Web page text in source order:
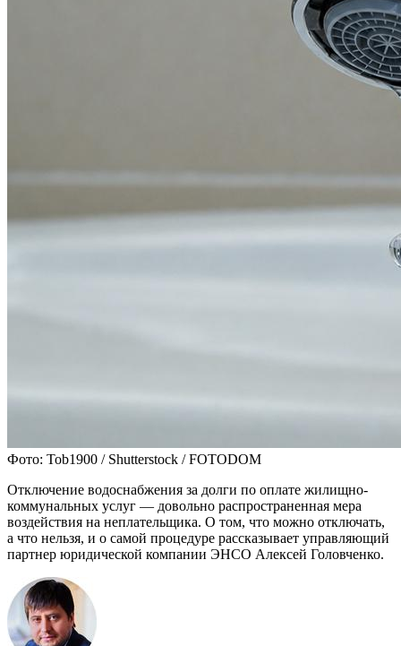
Фото: Tob1900 / Shutterstock / FOTODOM
Отключение водоснабжения за долги по оплате жилищно-
коммунальных услуг — довольно распространенная мера
воздействия на неплательщика. О том, что можно отключать,
а что нельзя, и о самой процедуре рассказывает управляющий
партнер юридической компании ЭНСО Алексей Головченко.